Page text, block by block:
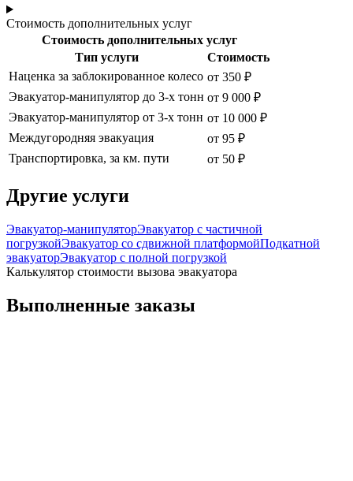
Стоимость дополнительных услуг
Стоимость дополнительных услуг
Тип услуги
Стоимость
Наценка за заблокированное колесо от 350 ₽
Эвакуатор-манипулятор до 3-х тонн от 9 000 ₽
Эвакуатор-манипулятор от 3-х тонн от 10 000 ₽
Междугородняя эвакуация
от 95 ₽
Транспортировка, за км. пути
от 50 ₽
Другие услуги
Эвакуатор-манипуляторЭвакуатор с частичной
погрузкойЭвакуатор со сдвижной платформойПодкатной
эвакуаторЭвакуатор с полной погрузкой
Калькулятор стоимости вызова эвакуатора
Выполненные заказы